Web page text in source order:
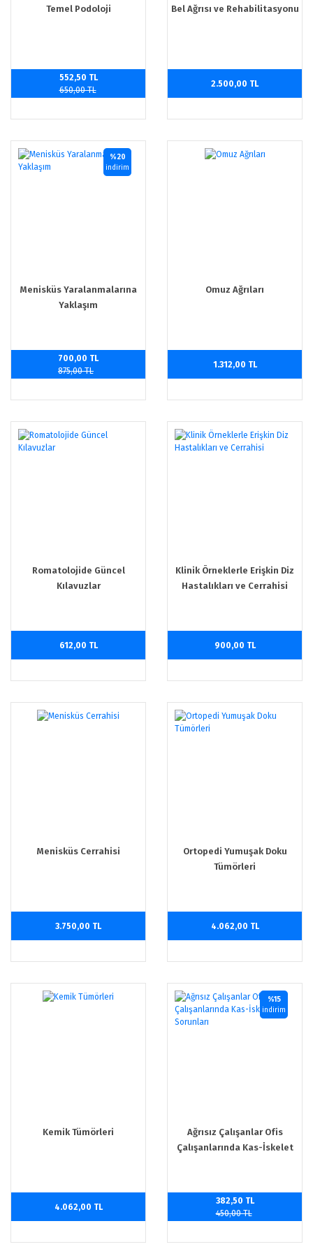
Temel Podoloji
552,50 TL
650,00 TL
Bel Ağrısı ve Rehabilitasyonu
2.500,00 TL
Menisküs Yaralanmalarına
Yaklaşım
%20
indirim
700,00 TL
875,00 TL
Omuz Ağrıları
1.312,00 TL
Romatolojide Güncel
Kılavuzlar
612,00 TL
Klinik Örneklerle Erişkin Diz
Hastalıkları ve Cerrahisi
900,00 TL
Menisküs Cerrahisi
3.750,00 TL
Ortopedi Yumuşak Doku
Tümörleri
4.062,00 TL
Kemik Tümörleri
4.062,00 TL
Ağrısız Çalışanlar Ofis
Çalışanlarında Kas-İskelet
%15
indirim
382,50 TL
450,00 TL